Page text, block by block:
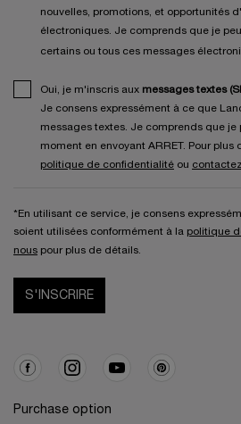
nouvelles, promotions, et opportunités
électroniques. Je comprends que je
certains ou tous ces messages
Oui, je m'inscris aux messages textes
Je consens expressément à ce que
messages textes. Je comprends que je
moment en envoyant ARRET. Pour
politique de confidentialité ou
*En utilisant ce service, je consens
soient utilisées conformément à la politique
nous pour plus de détails.
S'INSCRIRE
Purchase option